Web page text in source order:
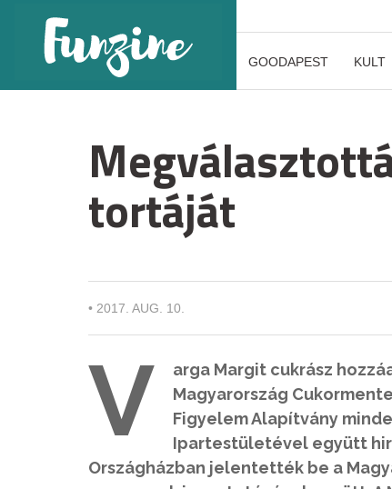
GOODAPEST KULT
tortáját
• 2017. AUG. 10.
V
arga Margit cukrász
Magyarország
Figyelem Alapítvány
Ipartestületével együtt
Országházban jelentették be a